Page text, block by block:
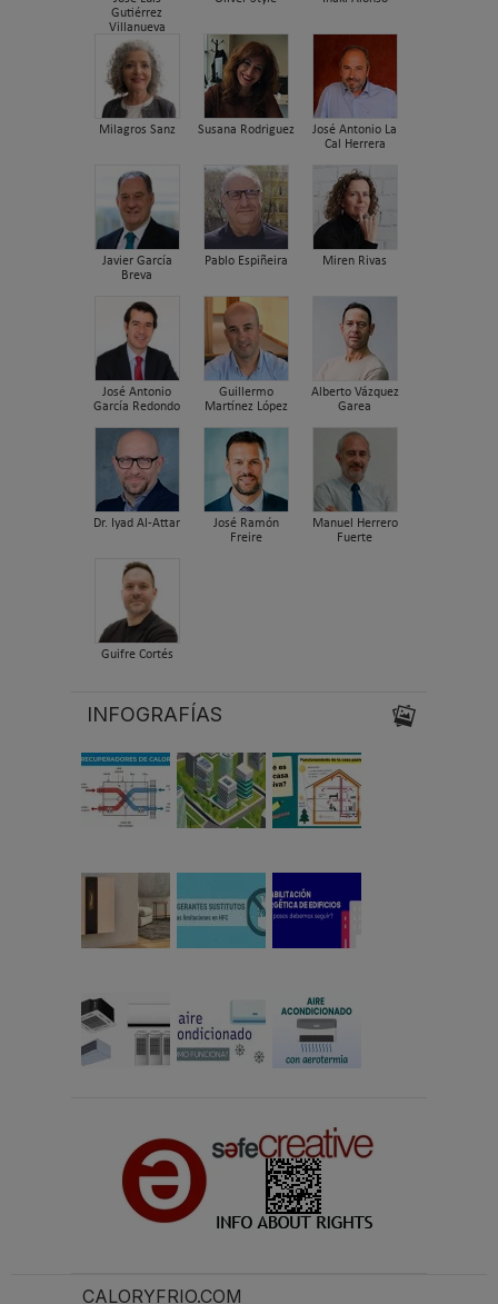
Gutiérrez
Villanueva
Milagros Sanz Susana Rodriguez
José Antonio La
Cal Herrera
Javier García
Breva
Pablo Espiñeira Miren Rivas
José Antonio
García Redondo
Guillermo
Martínez López
Alberto Vázquez
Garea
Dr. Iyad Al-Attar
José Ramón
Freire
Manuel Herrero
Fuerte
Guifre Cortés
INFOGRAFÍAS
CALORYFRIO.COM